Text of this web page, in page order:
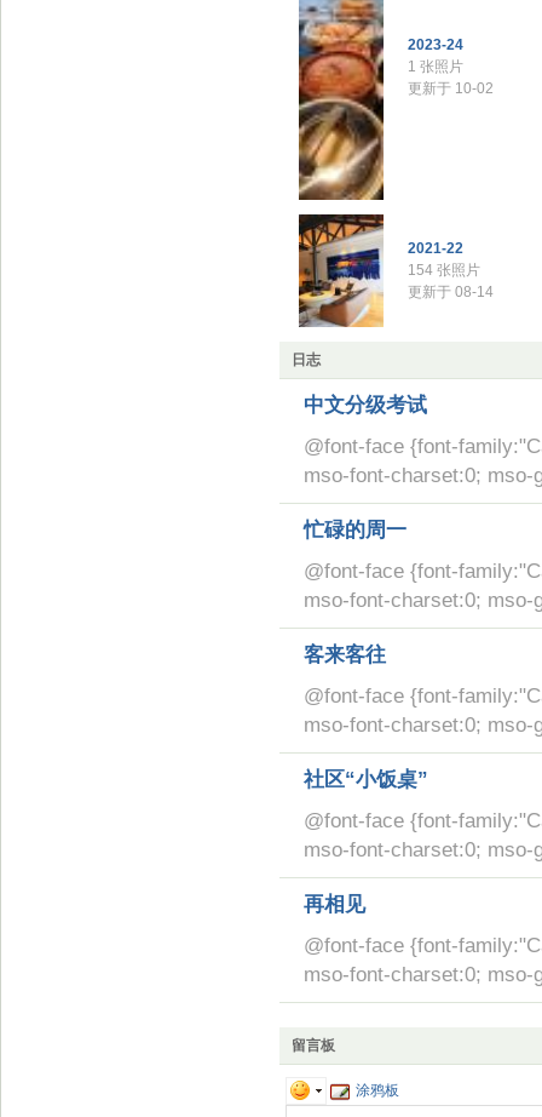
2023-24
1 张照片
更新于 10-02
2021-22
154 张照片
更新于 08-14
日志
中文分级考试
@font-face {font-
mso-font-charset:0;
忙碌的周一
@font-face {font-
mso-font-charset:0;
客来客往
@font-face {font-
mso-font-charset:0;
社区“小饭桌”
@font-face {font-
mso-font-charset:0;
再相见
@font-face {font-
mso-font-charset:0;
留言板
涂鸦板